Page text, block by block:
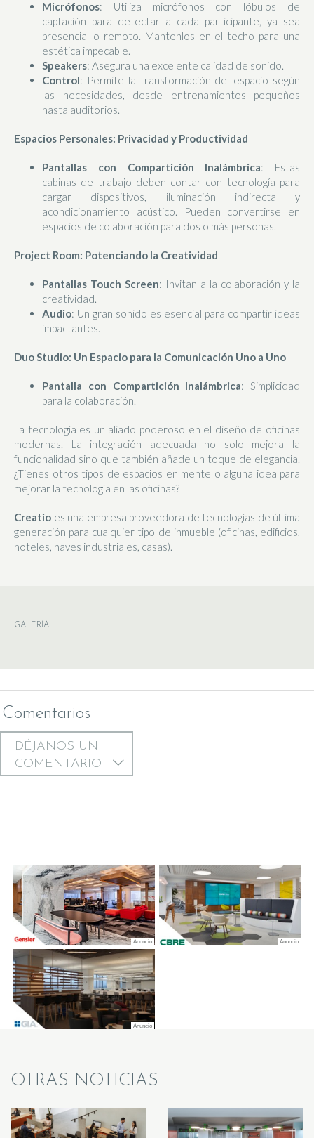
Micrófonos: Utiliza micrófonos con lóbulos de
captación para detectar a cada participante, ya sea
presencial o remoto. Mantenlos en el techo para una
estética impecable.
Speakers: Asegura una excelente calidad de sonido.
Control: Permite la transformación del espacio según
las necesidades, desde entrenamientos pequeños
hasta auditorios.
Espacios Personales: Privacidad y Productividad
Pantallas con Compartición Inalámbrica: Estas
cabinas de trabajo deben contar con tecnología para
cargar dispositivos, iluminación indirecta y
acondicionamiento acústico. Pueden convertirse en
espacios de colaboración para dos o más personas.
Project Room: Potenciando la Creatividad
Pantallas Touch Screen: Invitan a la colaboración y la
creatividad.
Audio: Un gran sonido es esencial para compartir ideas
impactantes.
Duo Studio: Un Espacio para la Comunicación Uno a Uno
Pantalla con Compartición Inalámbrica: Simplicidad
para la colaboración.
La tecnología es un aliado poderoso en el diseño de oficinas
modernas. La integración adecuada no solo mejora la
funcionalidad sino que también añade un toque de elegancia.
¿Tienes otros tipos de espacios en mente o alguna idea para
mejorar la tecnología en las oficinas?
Creatio es una empresa proveedora de tecnologías de última
generación para cualquier tipo de inmueble (oficinas, edificios,
hoteles, naves industriales, casas).
GALERÍA
Comentarios
DÉJANOS UN
COMENTARIO
OTRAS NOTICIAS